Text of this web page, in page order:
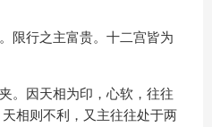
限行之主富贵。十二宫皆为
。因天相为印，心软，往往
相则不利，又主往往处于两